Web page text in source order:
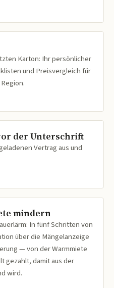
Karton: Ihr persönlicher
und Preisvergleich für
der Unterschrift
Vertrag aus und
mindern
In fünf Schritten von
über die Mängelanzeige
— von der Warmmiete
gezahlt, damit aus der
wird.